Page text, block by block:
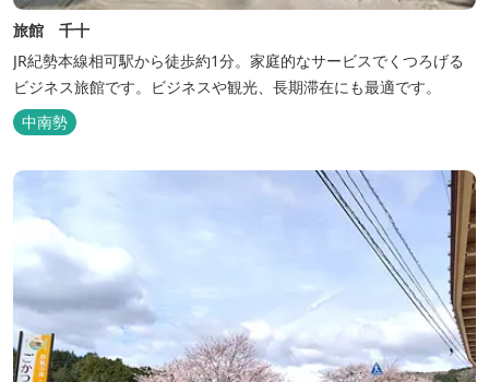
旅館 千十
JR紀勢本線相可駅から徒歩約1分。家庭的なサービスでくつろげる
ビジネス旅館です。ビジネスや観光、長期滞在にも最適です。
中南勢